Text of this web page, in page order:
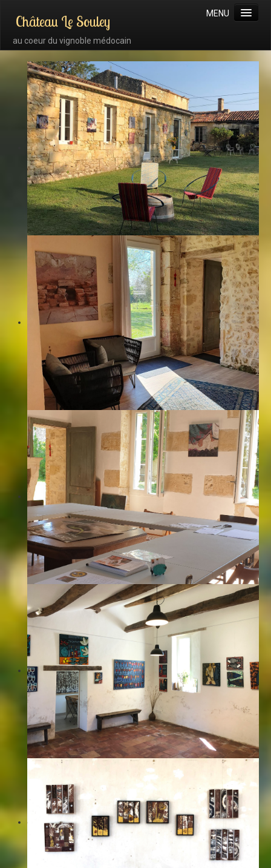
Château Le Souley
au coeur du vignoble médocain
MENU
La maison d'hôtes
La chambre Malbec
La chambre Cabernet
La chambre Merlot
La chambre Sauvignon Sémillon
La chambre Syrah
La chambre Petit Verdot
Les alentours
Les tarifs
Réserver / Nous contacter
Les accès - Liens
La galerie d'art L'Aparté